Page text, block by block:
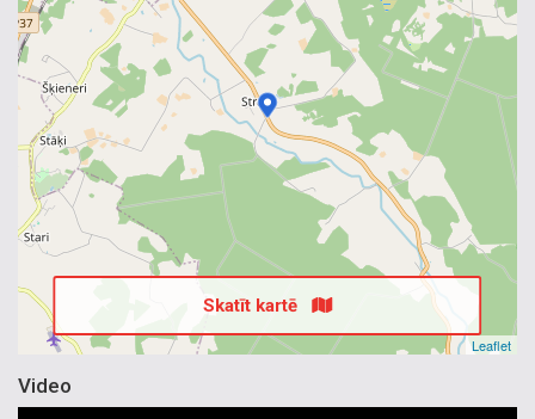
Leaflet
Skatīt kartē
Video